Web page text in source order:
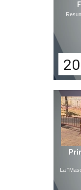
20
La